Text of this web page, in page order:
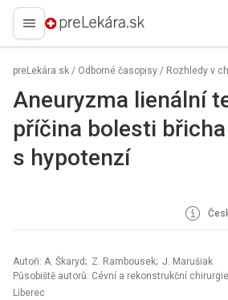
preLekára.sk
preLekára.sk / Odborné časopisy / Rozhledy v
Aneuryzma lienální
příčina bolesti břicha
s hypotenzí
Autoři: A. Škaryd; Z. Rambousek; J. Marušiak
Působiště autorů: Cévní a rekonstrukční
Liberec